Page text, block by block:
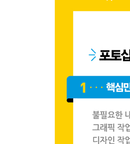
CHAPTER 2 포토샵
CHAPTER 4 효율적
PART 03 이미지의 원
선택 영역 지정과 레
CHAPTER 1 도형으